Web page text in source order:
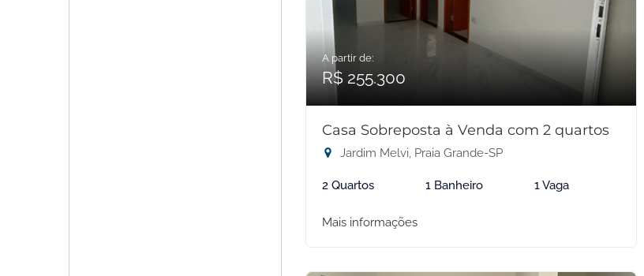
A partir de:
R$ 255.300
Casa Sobreposta à Venda com 2 quartos
Jardim Melvi, Praia Grande-SP
2 Quartos 1 Banheiro 1 Vaga
Mais informações